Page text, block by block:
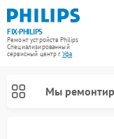
FIX-PHILIPS
Ремонт устройств Philips
Специализированный
cервисный центр г.Уфа
Мы